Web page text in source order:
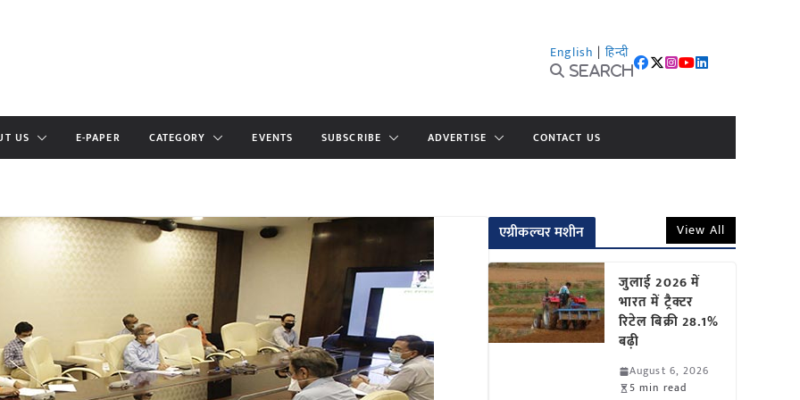
English | हिन्दी
Search
US E-PAPER CATEGORY EVENTS SUBSCRIBE ADVERTISE CONTACT US
एग्रीकल्चर मशीन View All
जुलाई 2026 में
भारत में ट्रैक्टर
रिटेल बिक्री 28.1%
बढ़ी
August 6, 2026
5 min read